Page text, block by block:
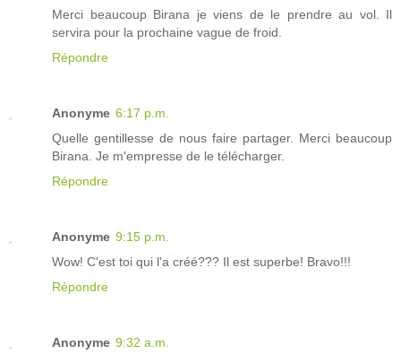
Merci beaucoup Birana je viens de le prendre au vol. Il
servira pour la prochaine vague de froid.
Répondre
Anonyme 6:17 p.m.
Quelle gentillesse de nous faire partager. Merci beaucoup
Birana. Je m'empresse de le télécharger.
Répondre
Anonyme 9:15 p.m.
Wow! C'est toi qui l'a créé??? Il est superbe! Bravo!!!
Répondre
Anonyme 9:32 a.m.